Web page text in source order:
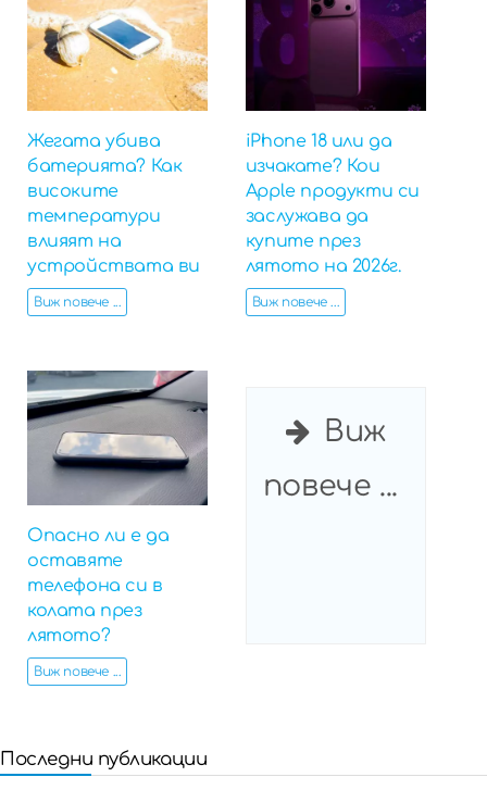
Жегата убива
батерията? Как
високите
температури
влияят на
устройствата ви
Виж повече ...
iPhone 18 или да
изчакате? Кои
Apple продукти си
заслужава да
купите през
лятото на 2026г.
Виж повече ...
Опасно ли е да
оставяте
телефона си в
колата през
лятото?
Виж повече ...
Виж
повече ...
Последни публикации